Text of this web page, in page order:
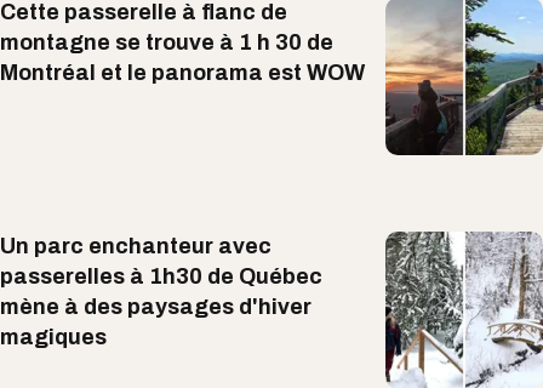
Cette passerelle à flanc de
montagne se trouve à 1 h 30 de
Montréal et le panorama est WOW
Un parc enchanteur avec
passerelles à 1h30 de Québec
mène à des paysages d'hiver
magiques